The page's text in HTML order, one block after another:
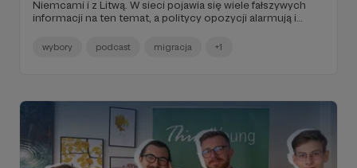
Niemcami i z Litwą. W sieci pojawia się wiele fałszywych
informacji na ten temat, a politycy opozycji alarmują i
polsko-niemieckiej granicy? Posłuchaj Podcastu o
wynikach wyborów ze specjalnym fragmentem dla
wybory podcast migracja +1